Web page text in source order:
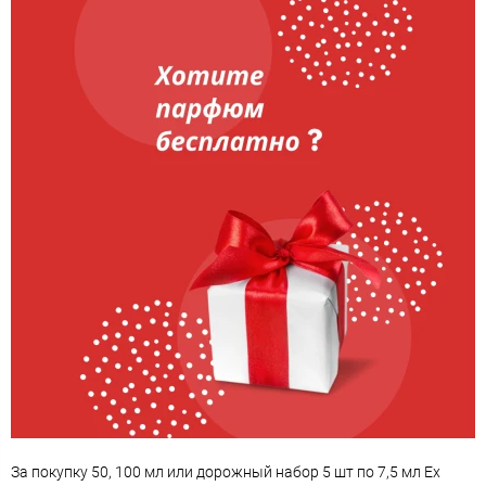
За покупку 50, 100 мл или дорожный набор 5 шт по 7,5 мл Ex